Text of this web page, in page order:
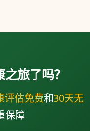
旅了吗？
评估免费和30天无
保障